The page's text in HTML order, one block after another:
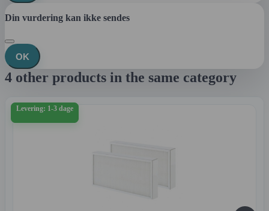
Din vurdering kan ikke sendes
OK
4 other products in the same category
Levering: 1-3 dage